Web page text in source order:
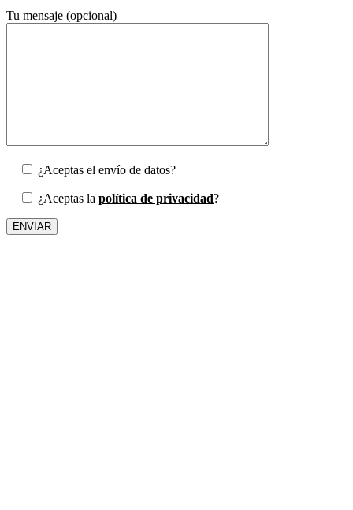
Tu mensaje (opcional)
¿Aceptas el envío de datos?
¿Aceptas la política de privacidad?